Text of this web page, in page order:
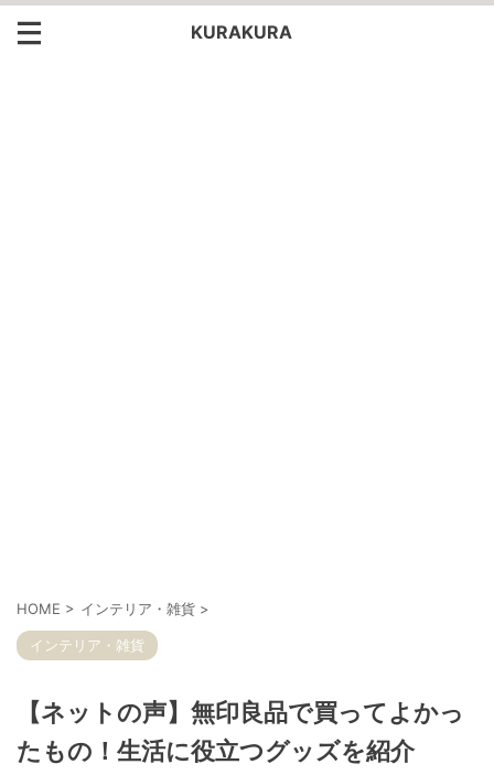
KURAKURA
HOME > インテリア・雑貨 >
インテリア・雑貨
【ネットの声】無印良品で買ってよかっ
たもの！生活に役立つグッズを紹介